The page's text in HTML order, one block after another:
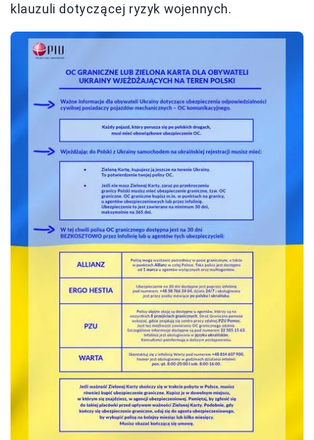
klauzuli dotyczącej ryzyk wojennych.